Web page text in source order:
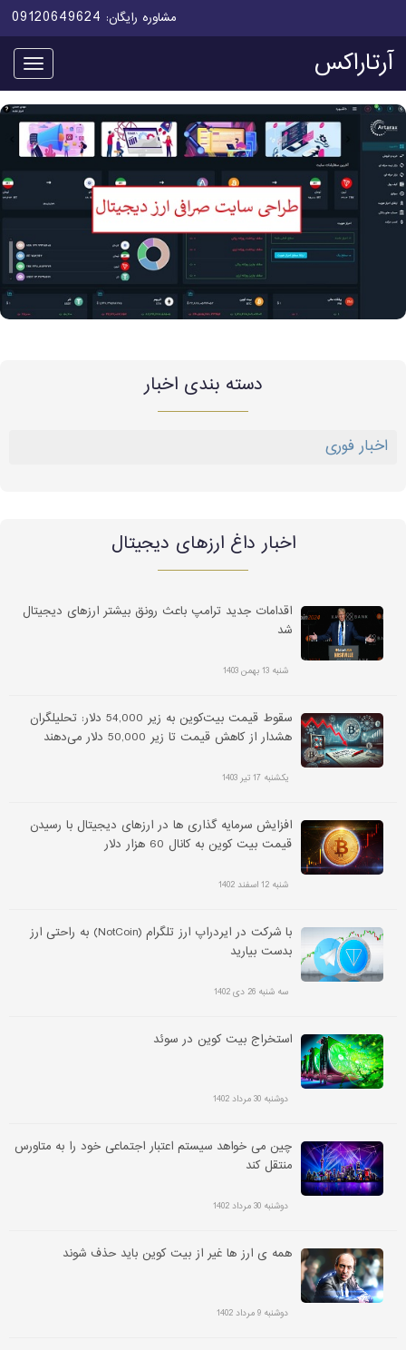
مشاوره رایگان: 09120649624
منو آرتاراکس
دسته بندی اخبار
اخبار فوری
اخبار داغ ارز‌های دیجیتال
اقدامات جدید ترامپ باعث رونق بیشتر ارزهای دیجیتال
شد
شنبه 13 بهمن 1403
سقوط قیمت بیت‌کوین به زیر 54,000 دلار: تحلیلگران
هشدار از کاهش قیمت تا زیر 50,000 دلار می‌دهند
یکشنبه 17 تیر 1403
افزایش سرمایه گذاری ها در ارزهای دیجیتال با رسیدن
قیمت بیت کوین به کانال 60 هزار دلار
شنبه 12 اسفند 1402
با شرکت در ایردراپ ارز تلگرام (NotCoin) به راحتی ارز
بدست بیارید
سه شنبه 26 دی 1402
استخراج بیت کوین در سوئد
دوشنبه 30 مرداد 1402
چین می خواهد سیستم اعتبار اجتماعی خود را به متاورس
منتقل کند
دوشنبه 30 مرداد 1402
همه ی ارز ها غیر از بیت کوین باید حذف شوند
دوشنبه 9 مرداد 1402